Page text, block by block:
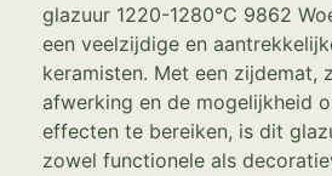
glazuur 1220-1280°C 9862
een veelzijdige en
keramisten. Met een zijdemat,
afwerking en de mogelijkheid
effecten te bereiken, is dit
zowel functionele als